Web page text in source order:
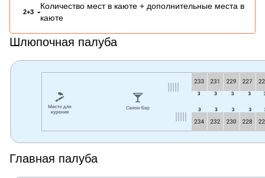
2+3 -
Количество мест в каюте + дополнительные места в
каюте
Шлюпочная палуба
Главная палуба